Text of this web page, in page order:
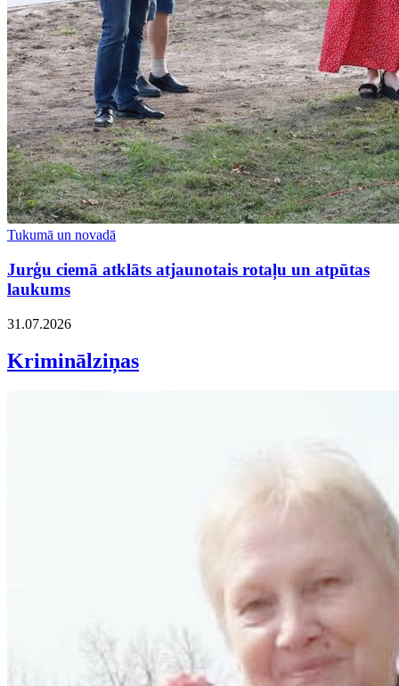
Tukumā un novadā
Jurģu ciemā atklāts atjaunotais rotaļu un atpūtas
laukums
31.07.2026
Kriminālziņas